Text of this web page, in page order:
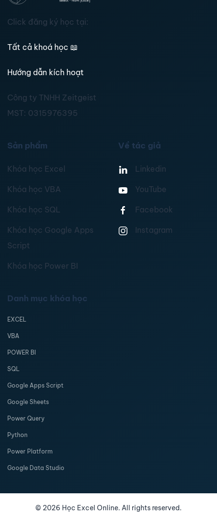
Click đăng ký học tại:
Tất cả khoá học 📖
Hướng dẫn kích hoạt
Công ty TNHH Zeitgeist
MST: 0315976395
Sản phẩm
Khóa học Excel
Khóa học VBA
Khóa học SQL
Khóa học Google Apps
Script
Khóa học Power BI
Về tác giả
Linkedin
YouTube
Facebook
Instagram
Danh mục khóa học
EXCEL
VBA
POWER BI
SQL
Google Apps Script
Google Sheets
Power Query
Python
Power Platform
Google Data Studio
© 2026 Học Excel Online. All rights reserved.